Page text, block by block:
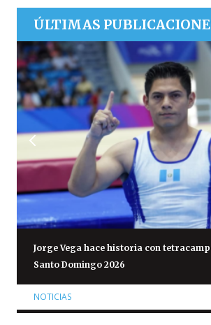
ÚLTIMAS
Jorge Vega hace historia con
Santo Domingo 2026
NOTICIAS